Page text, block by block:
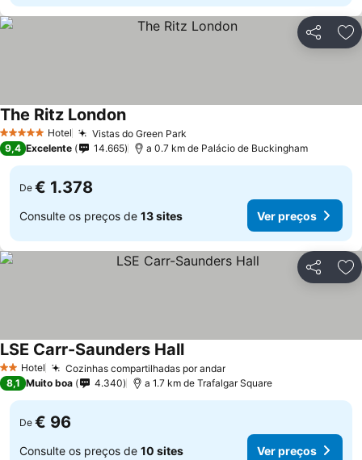
Partilhar
5 Estrelas Hotel Vistas do Green Park
The Ritz LondonVer preços
9,4 Excelente 14.665 a 0.7 km de Palácio de Buckingham
De € 1.378
Consulte os preços de 13 sites Ver preços
Partilhar
2 Estrelas
Hotel Cozinhas compartilhadas por andarVer preços
LSE Carr-Saunders HallVer preços
8,1 Muito boa 4.340 a 1.7 km de Trafalgar Square
De € 96
Consulte os preços de 10 sites Ver preços